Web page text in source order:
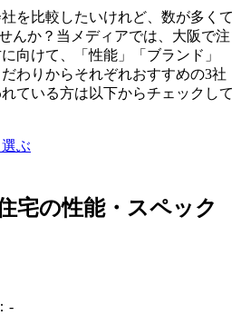
を比較したいけれど、数が多くて
んか？当メディアでは、大阪で注
向けて、
「性能」「ブランド」
わりからそれぞれおすすめの3社
ている方は以下からチェックして
ぶ
宅の性能・スペック
-